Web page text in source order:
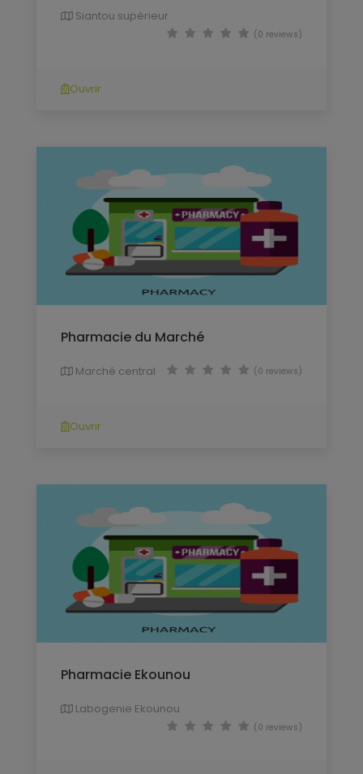
Siantou supérieur
(0 reviews)
Ouvrir
Pharmacie du Marché
Marché central (0 reviews)
Ouvrir
Pharmacie Ekounou
Labogenie Ekounou
(0 reviews)